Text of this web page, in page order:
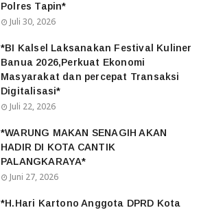
Polres Tapin*
Juli 30, 2026
*BI Kalsel Laksanakan Festival Kuliner
Banua 2026,Perkuat Ekonomi
Masyarakat dan percepat Transaksi
Digitalisasi*
Juli 22, 2026
*WARUNG MAKAN SENAGIH AKAN
HADIR DI KOTA CANTIK
PALANGKARAYA*
Juni 27, 2026
*H.Hari Kartono Anggota DPRD Kota